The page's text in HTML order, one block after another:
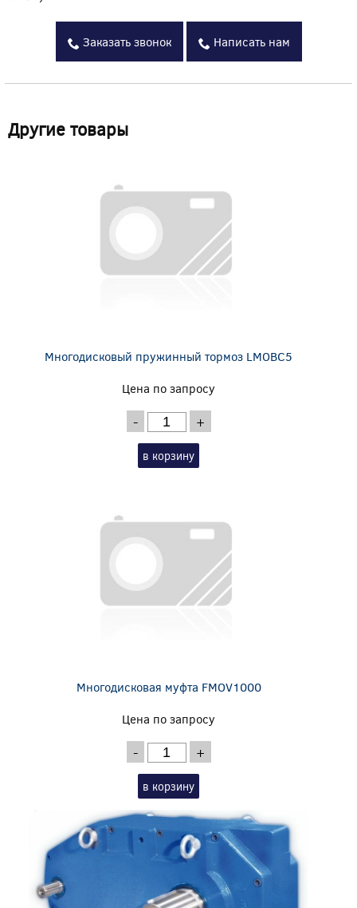
Заказать звонок Написать нам
Другие товары
Многодисковый пружинный тормоз LMOBC5
Цена по запросу
- +
в корзину
Многодисковая муфта FMOV1000
Цена по запросу
- +
в корзину